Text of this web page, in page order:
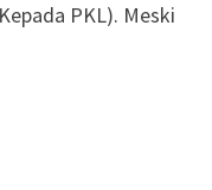
PKL). Meski